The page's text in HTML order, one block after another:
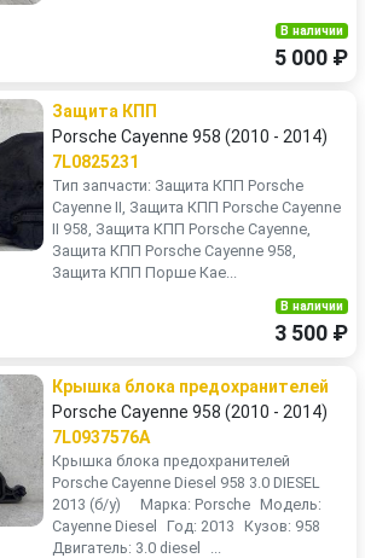
В наличии
5 000 ₽
Защита КПП
Porsche Cayenne 958 (2010 - 2014)
7L0825231
Тип запчасти: Защита КПП Porsche
Cayenne II, Защита КПП Porsche Cayenne
II 958, Защита КПП Porsche Cayenne,
Защита КПП Porsche Cayenne 958,
Защита КПП Порше Кае...
В наличии
3 500 ₽
Крышка блока предохранителей
Porsche Cayenne 958 (2010 - 2014)
7L0937576A
Крышка блока предохранителей
Porsche Cayenne Diesel 958 3.0 DIESEL
2013 (б/у) Марка: Porsche Модель:
Cayenne Diesel Год: 2013 Кузов: 958
Двигатель: 3.0 diesel ...